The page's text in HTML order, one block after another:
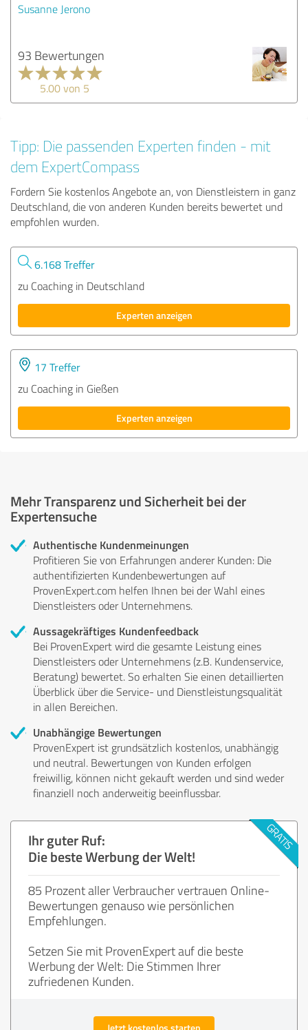
Susanne Jerono
93 Bewertungen
5.00 von 5
Tipp: Die passenden Experten finden - mit
dem ExpertCompass
Fordern Sie kostenlos Angebote an, von Dienstleistern in ganz
Deutschland, die von anderen Kunden bereits bewertet und
empfohlen wurden.
6.168 Treffer
zu Coaching in Deutschland
Experten anzeigen
17 Treffer
zu Coaching in Gießen
Experten anzeigen
Mehr Transparenz und Sicherheit bei der
Expertensuche
Authentische Kundenmeinungen
Profitieren Sie von Erfahrungen anderer Kunden: Die
authentifizierten Kundenbewertungen auf
ProvenExpert.com helfen Ihnen bei der Wahl eines
Dienstleisters oder Unternehmens.
Aussagekräftiges Kundenfeedback
Bei ProvenExpert wird die gesamte Leistung eines
Dienstleisters oder Unternehmens (z.B. Kundenservice,
Beratung) bewertet. So erhalten Sie einen detaillierten
Überblick über die Service- und Dienstleistungsqualität
in allen Bereichen.
Unabhängige Bewertungen
ProvenExpert ist grundsätzlich kostenlos, unabhängig
und neutral. Bewertungen von Kunden erfolgen
freiwillig, können nicht gekauft werden und sind weder
finanziell noch anderweitig beeinflussbar.
Ihr guter Ruf:
Die beste Werbung der Welt!
85 Prozent aller Verbraucher vertrauen Online-
Bewertungen genauso wie persönlichen
Empfehlungen.
Setzen Sie mit ProvenExpert auf die beste
Werbung der Welt: Die Stimmen Ihrer
zufriedenen Kunden.
Jetzt kostenlos starten